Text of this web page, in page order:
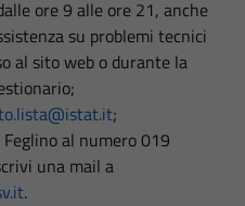
ore 9 alle ore 21, anche
su problemi tecnici
al sito web o durante la
;
al numero 019
una mail a
.